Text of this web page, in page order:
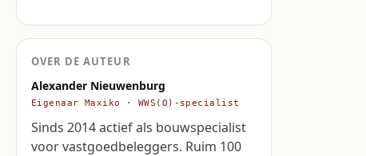
OVER DE AUTEUR
Alexander Nieuwenburg
Eigenaar Maxiko · WWS(O)-specialist
Sinds 2014 actief als bouwspecialist
voor vastgoedbeleggers. Ruim 100